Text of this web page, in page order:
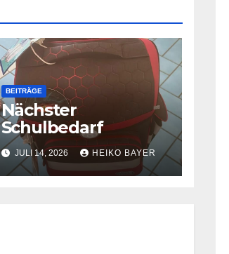
BEITRÄGE
Nächster
Schulbedarf
JULI 14, 2026 HEIKO BAYER